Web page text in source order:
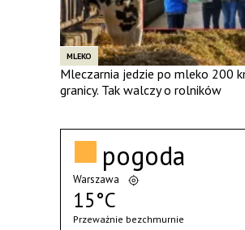
MLEKO
Mleczarnia jedzie po mleko 200
granicy. Tak walczy o rolników
pogoda
Warszawa
15°C
Przeważnie bezchmurnie